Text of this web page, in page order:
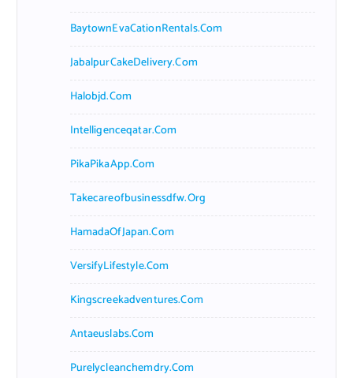
BaytownEvaCationRentals.com
JabalpurCakeDelivery.com
Halobjd.com
Intelligenceqatar.com
PikaPikaApp.com
Takecareofbusinessdfw.org
HamadaOfJapan.com
VersifyLifestyle.com
Kingscreekadventures.com
Antaeuslabs.com
Purelycleanchemdry.com